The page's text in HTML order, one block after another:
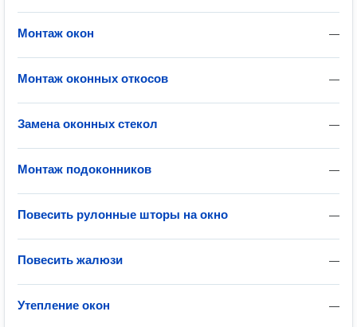
—
Монтаж окон
—
Монтаж оконных откосов
—
Замена оконных стекол
—
Монтаж подоконников
—
Повесить рулонные шторы на окно
—
Повесить жалюзи
—
Утепление окон